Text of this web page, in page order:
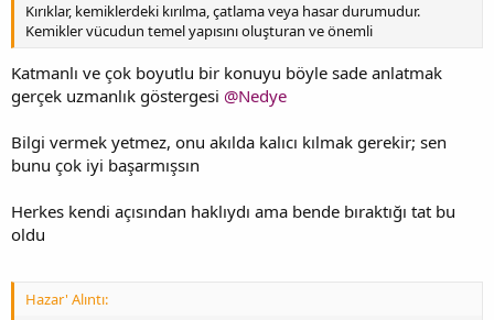
Kırıklar, kemiklerdeki kırılma, çatlama veya hasar durumudur.
Kemikler vücudun temel yapısını oluşturan ve önemli
Katmanlı ve çok boyutlu bir konuyu böyle sade anlatmak
gerçek uzmanlık göstergesi @Nedye
Bilgi vermek yetmez, onu akılda kalıcı kılmak gerekir; sen
bunu çok iyi başarmışsın
Herkes kendi açısından haklıydı ama bende bıraktığı tat bu
oldu
Hazar' Alıntı: